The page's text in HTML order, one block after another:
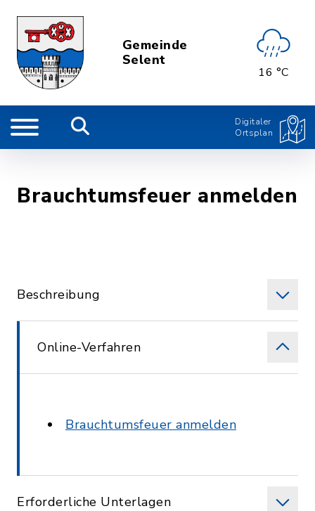
Gemeinde
Selent
16 °C
Digitaler
Ortsplan
Brauchtumsfeuer anmelden
Beschreibung
Online-Verfahren
Brauchtumsfeuer anmelden
Erforderliche Unterlagen